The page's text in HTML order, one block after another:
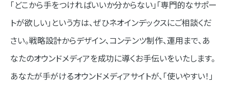
「どこから手をつければいいか分からない」「専門的なサポー
トが欲しい」という方は、ぜひネオインデックスにご相談くだ
さい。戦略設計からデザイン、コンテンツ制作、運用まで、あ
なたのオウンドメディアを成功に導くお手伝いをいたします。
あなたが手がけるオウンドメディアサイトが、「使いやすい！」